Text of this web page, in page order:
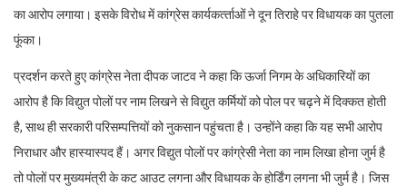
का आरोप लगाया। इसके विरोध में कांग्रेस कार्यकर्त्‍ताओं ने दून तिराहे पर विधायक का पुतला
फूंका।
प्रदर्शन करते हुए कांग्रेस नेता दीपक जाटव ने कहा कि ऊर्जा निगम के अधिकारियों का
आरोप है कि विद्युत पोलों पर नाम लिखने से विद्युत कर्मियों को पोल पर चढ़ने में दिक्कत होती
है, साथ ही सरकारी परिसम्पत्तियों को नुकसान पहुंचता है। उन्होंने कहा कि यह सभी आरोप
निराधार और हास्यास्पद हैं। अगर विद्युत पोलों पर कांग्रेसी नेता का नाम लिखा होना जुर्म है
तो पोलों पर मुख्यमंत्री के कट आउट लगना और विधायक के होर्डिंग लगना भी जुर्म है। जिस